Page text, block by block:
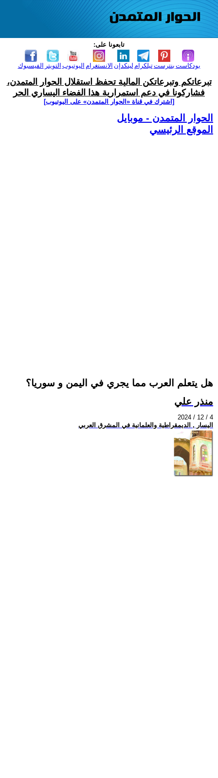
تابعونا على:
الفيسبوك التويتر اليوتيوب الانستغرام لينكدإن تيلكرامبنترست بودكاست
تبرعاتكم وتبرعاتكن المالية تحفظ استقلال الحوار المتمدن،
فشاركونا في دعم استمرارية هذا الفضاء اليساري الحر
[اشترك في قناة ‫«الحوار المتمدن» على اليوتيوب]
الحوار المتمدن - موبايل
الموقع الرئيسي
هل يتعلم العرب مما يجري في اليمن و سوريا؟
منذر علي
2024 / 12 / 4
اليسار , الديمقراطية والعلمانية في المشرق العربي